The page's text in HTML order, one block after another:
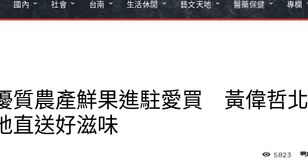
國內 社會 台南 生活休閒 藝文天地 醫藥保健 專欄
質農產鮮果進駐愛買 黃偉哲北
直送好滋味
5823